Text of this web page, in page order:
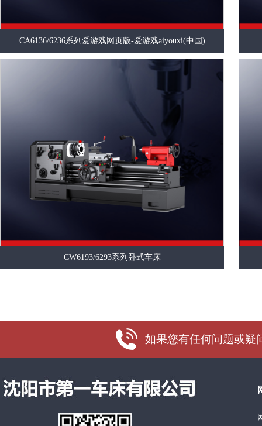
CA6136/6236系列爱游戏网页版-爱游戏aiyouxi(中国)
CW6193/6293系列卧式车床
如果您有任何问题或疑